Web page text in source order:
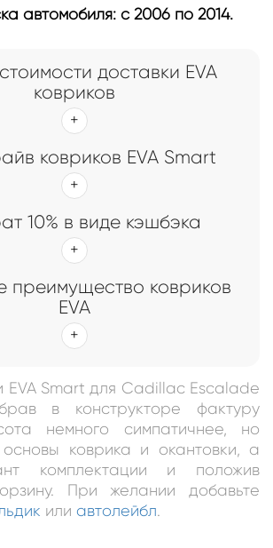
автомобиля: с 2006 по 2014.
доставки EVA
ковриков
ковриков EVA Smart
10% в виде кэшбэка
преимущество ковриков
EVA
EVA Smart для Cadillac Escalade
в конструкторе фактуру
немного симпатичнее, но
основы коврика и окантовки, а
комплектации и положив
При желании добавьте
или автолейбл.